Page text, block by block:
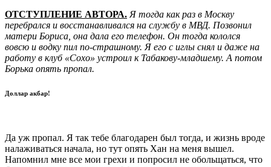
ОТСТУПЛЕНИЕ АВТОРА. Я тогда как раз в Москву
перебрался и восстанавливался на службу в МВД. Позвонил
матери Бориса, она дала его телефон. Он тогда кололся
вовсю и водку пил по-страшному. Я его с иглы снял и даже на
работу в клуб «Сохо» устроил к Табакову-младшему. А потом
Борька опять пропал.
Доллар акбар!
Да уж пропал. Я так тебе благодарен был тогда, и жизнь вроде
налаживаться начала, но тут опять Хан на меня вышел.
Напомнил мне все мои грехи и попросил не обольщаться, что